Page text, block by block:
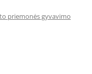
priemonės gyvavimo